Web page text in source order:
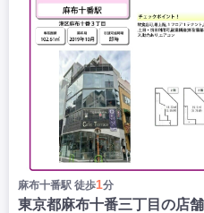
麻布十番駅 徒歩1分
東京都麻布十番三丁目の店